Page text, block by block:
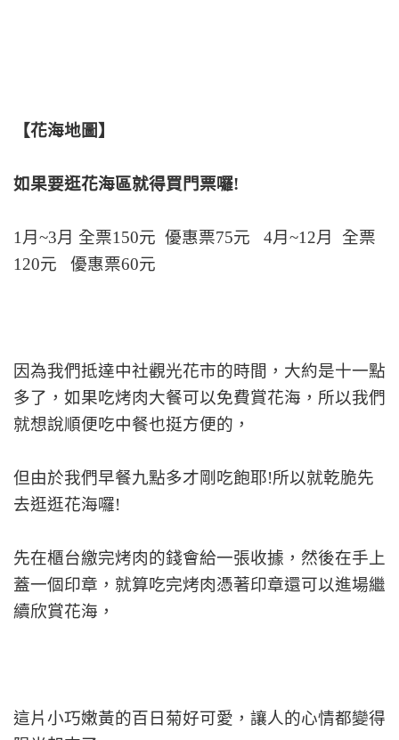
【花海地圖】
如果要逛花海區就得買門票囉!
1月~3月 全票150元 優惠票75元 4月~12月 全票
120元 優惠票60元
因為我們抵達中社觀光花市的時間，大約是十一點
多了，如果吃烤肉大餐可以免費賞花海，所以我們
就想說順便吃中餐也挺方便的，
但由於我們早餐九點多才剛吃飽耶!所以就乾脆先
去逛逛花海囉!
先在櫃台繳完烤肉的錢會給一張收據，然後在手上
蓋一個印章，就算吃完烤肉憑著印章還可以進場繼
續欣賞花海，
這片小巧嫩黃的百日菊好可愛，讓人的心情都變得